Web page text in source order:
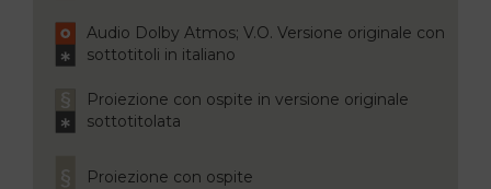
Audio Dolby Atmos; V.O. Versione originale con
sottotitoli in italiano
Proiezione con ospite in versione originale
sottotitolata
Proiezione con ospite